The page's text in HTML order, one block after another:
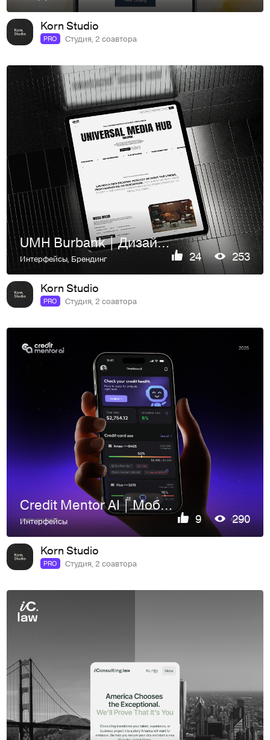
Korn Studio
PRO Студия, 2 соавтора
UMH Burbank | Дизайн сайта для подкаст-студии
Интерфейсы, Брендинг 24 253
Korn Studio
PRO Студия, 2 соавтора
Credit Mentor AI | Мобильное приложение
Интерфейсы 9 290
Korn Studio
PRO Студия, 2 соавтора